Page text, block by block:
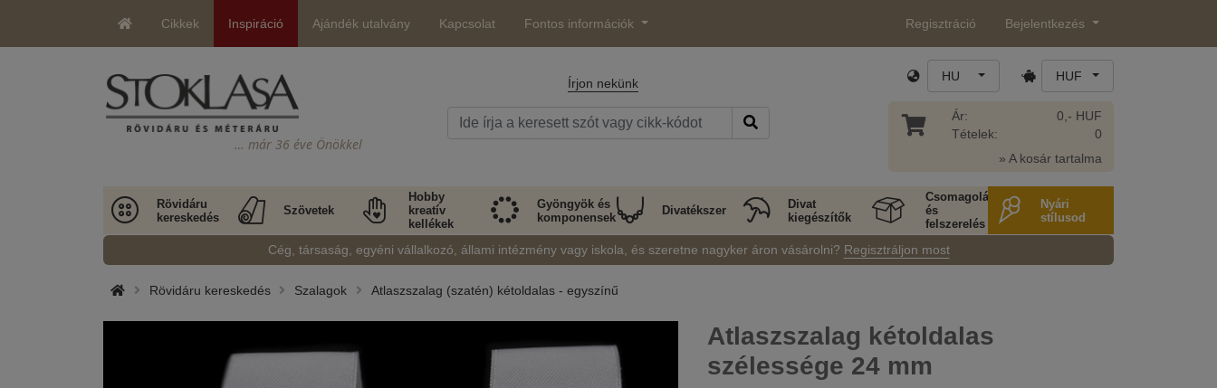
Cikkek Inspiráció Ajándék utalvány Kapcsolat Fontos információk Regisztráció Bejelentkezés
… már 36 éve Önökkel
Írjon nekünk HU HUF
Ár:
Tételek:
0,- HUF
0
» A kosár tartalma
Rövidáru
kereskedés
Szövetek
Hobby
kreatív
kellékek
Gyöngyök és
komponensek
Divatékszer
Divat
kiegészítők
Csomagolás
és
felszerelés
Nyári
stílusod
Cég, társaság, egyéni vállalkozó, állami intézmény vagy iskola, és szeretne nagyker áron vásárolni? Regisztráljon most
Rövidáru kereskedés Szalagok Atlaszszalag (szatén) kétoldalas - egyszínű
Atlaszszalag kétoldalas
szélessége 24 mm